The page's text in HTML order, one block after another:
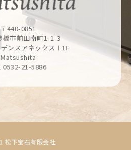
〒440-0851
橋市前田南町1-1-3
ンスアネックスⅠ1F
Matsushita
0532-21-5886
松下宝石有限会社